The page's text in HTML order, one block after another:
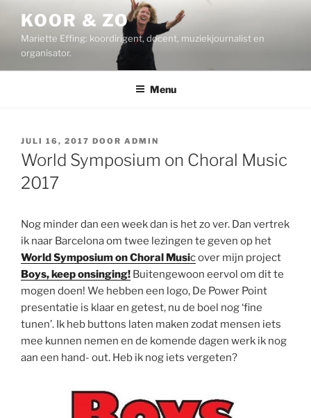
inhoud
KOOR & ZO
Mariette Effing: koordirigent, docent, muziekjournalist en
organisator.
Menu
GEPLAATST
OP
JULI 16, 2017 DOOR ADMIN
World Symposium on Choral Music
2017
Nog minder dan een week dan is het zo ver. Dan vertrek
ik naar Barcelona om twee lezingen te geven op het
World Symposium on Choral Musicover mijn project
Boys, keep onsinging! Buitengewoon eervol om dit te
mogen doen! We hebben een logo, De Power Point
presentatie is klaar en getest, nu de boel nog ‘fine
tunen’. Ik heb buttons laten maken zodat mensen iets
mee kunnen nemen en de komende dagen werk ik nog
aan een hand- out. Heb ik nog iets vergeten?